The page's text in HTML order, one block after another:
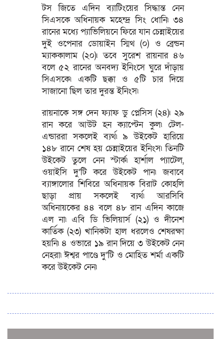
টস জিতে এদিন ব্যাটিংয়ের সিদ্ধান্ত নেন
সিএসকে অধিনায়ক মহেন্দ্র সিং ধোনি৷ ৩৪
রানের মধ্যে প্যাভিলিয়নে ফিরে যান চেন্নাইয়ের
দুই ওপেনার ডোয়াইন স্মিথ (০) ও ব্রেন্ডন
ম্যাককালাম (২০)৷ তবে সুরেশ রায়নার ৪৬
বলে ৫২ রানের অনবদ্য ইনিংসে ঘুরে দাঁড়ায়
সিএসকে৷ একটি ছক্কা ও ৫টি চার দিয়ে
সাজানো ছিল তার দুরন্ত ইনিংস৷
রায়নাকে সঙ্গ দেন ফ্যাফ ডু প্লেসিস (২৪)৷ ২৯
রান করে আউট হন ক্যাপ্টেন কুল৷ টেল-
এন্ডাররা সকলেই ব্যর্থ৷ ৯ উইকেট হারিয়ে
১৪৮ রানে শেষ হয় চেন্নাইয়ের ইনিংস৷ তিনটি
উইকেট তুলে নেন স্টার্ক৷ হার্শাল প্যাটেল,
ওয়াইসি দু’টি করে উইকেট পান৷ জবাবে
ব্যাঙ্গালোর শিবিরে অধিনায়ক বিরাট কোহলি
ছাড়া প্রায় সকলেই ব্যর্থ৷ আরসিবি
অধিনায়কের ৪৪ বলে ৪৮ রান এদিন কাজে
এল না৷ এবি ডি ভিলিয়ার্স (২১) ও দীনেশ
কার্তিক (২৩) খানিকটা হাল ধরলেও শেষরক্ষা
হয়নি৷ ৪ ওভারে ১৯ রান দিয়ে ৩ উইকেট নেন
নেহরা৷ ঈশ্বর পাণ্ডে দু’টি ও মোহিত শর্মা একটি
করে উইকেট নেন৷